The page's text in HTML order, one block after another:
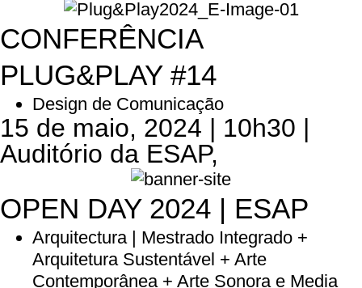
CONFERÊNCIA
PLUG&PLAY #14
Design de Comunicação
15 de maio, 2024 | 10h30 |
Auditório da ESAP,
OPEN DAY 2024 | ESAP
Arquitectura | Mestrado Integrado +
Arquitetura Sustentável + Arte
Contemporânea + Arte Sonora e Media